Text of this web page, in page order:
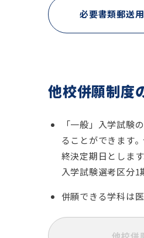
必要書類郵送
他校併願制度
「一般」入学試験
ることができます
終決定期日とします
入学試験選考区分1
併願できる学科は